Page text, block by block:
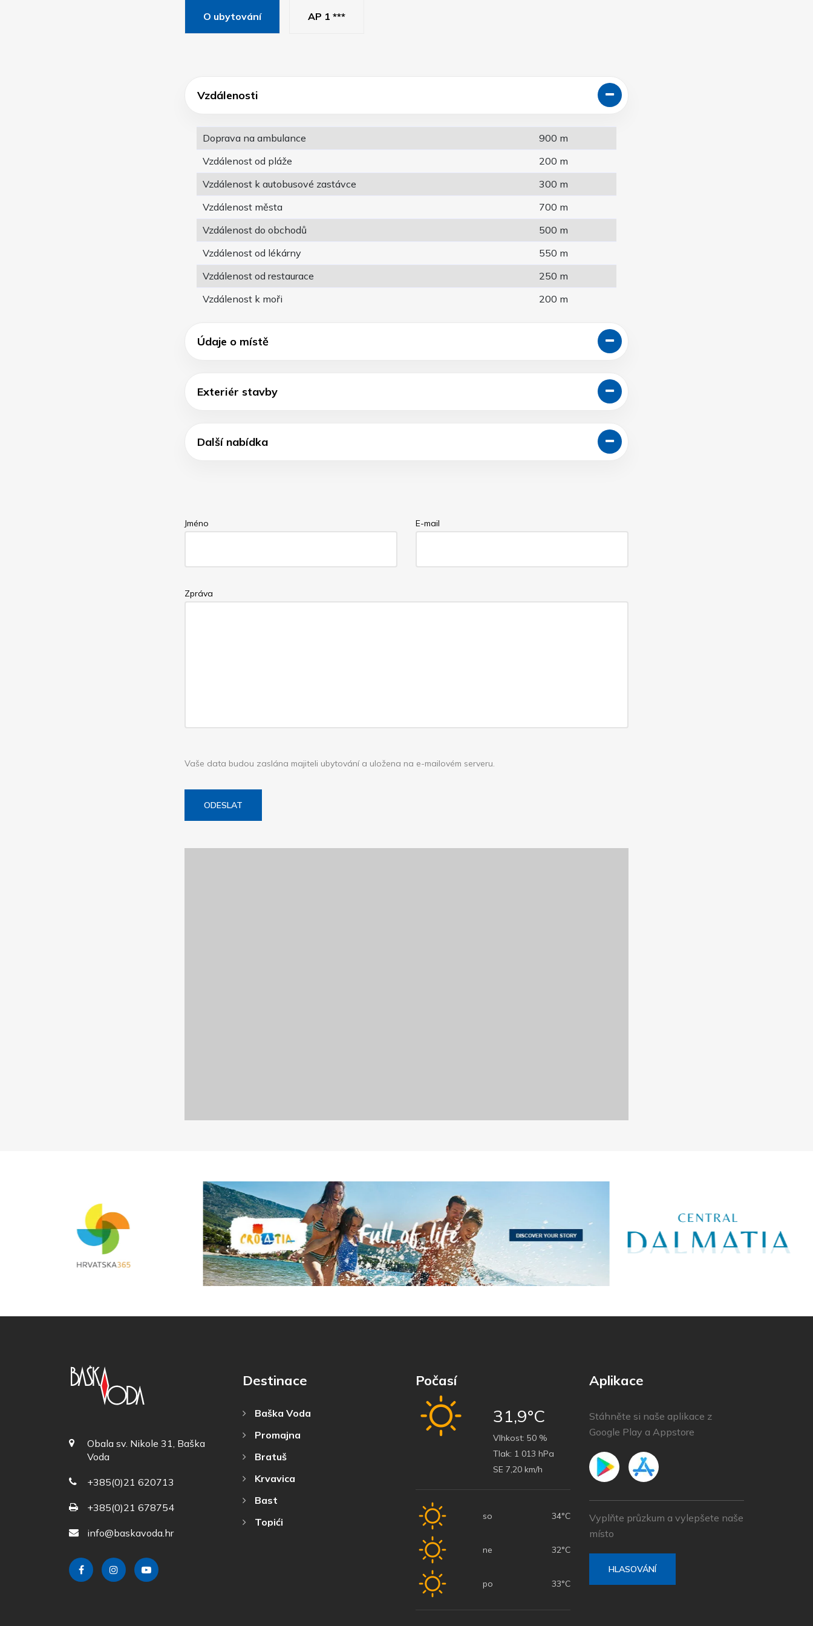
O ubytování AP 1 ***
Vzdálenosti
Doprava na ambulance
900 m
Vzdálenost od pláže
200 m
Vzdálenost k autobusové zastávce
300 m
Vzdálenost města
700 m
Vzdálenost do obchodů
500 m
Vzdálenost od lékárny
550 m
Vzdálenost od restaurace
250 m
Vzdálenost k moři
200 m
Údaje o místě
Exteriér stavby
Další nabídka
Jméno E-mail
Zpráva
Vaše data budou zaslána majiteli ubytování a uložena na e-mailovém serveru.
ODESLAT
Obala sv. Nikole 31, Baška
Voda
+385(0)21 620713
+385(0)21 678754
info@baskavoda.hr
Destinace
Baška Voda
Promajna
Bratuš
Krvavica
Bast
Topići
Počasí
31,9°C
Vlhkost: 50 %
Tlak: 1 013 hPa
SE 7,20 km/h
so 34°C
ne 32°C
po 33°C
Aplikace
Stáhněte si naše aplikace z
Google Play a Appstore
Vyplňte průzkum a vylepšete naše
místo
HLASOVÁNÍ